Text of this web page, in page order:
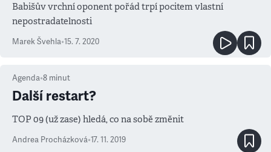
Babišův vrchní oponent pořád trpí pocitem vlastní
nepostradatelnosti
Marek Švehla•15. 7. 2020
Agenda•8 minut
Další restart?
TOP 09 (už zase) hledá, co na sobě změnit
Andrea Procházková•17. 11. 2019